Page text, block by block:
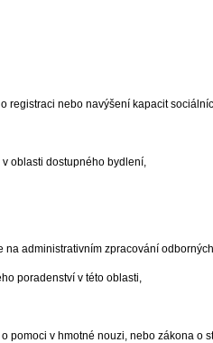
registraci nebo navýšení kapacit
oblasti dostupného bydlení,
administrativním zpracování
poradenství v této oblasti,
pomoci v hmotné nouzi, nebo zákona o